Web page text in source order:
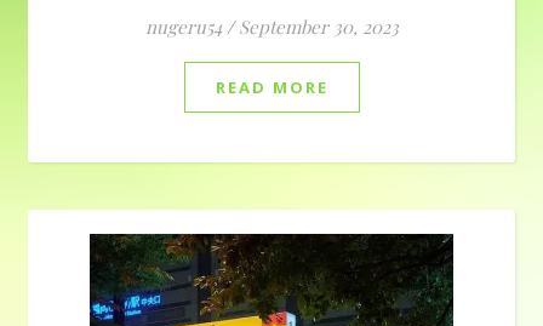
nugeru54 / September 30, 2023
READ MORE